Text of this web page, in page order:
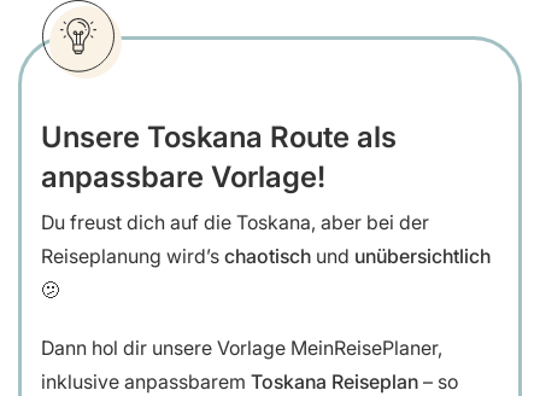
Unsere Toskana Route als
anpassbare Vorlage!
Du freust dich auf die Toskana, aber bei der
Reiseplanung wird’s chaotisch und unübersichtlich
🫤
Dann hol dir unsere Vorlage MeinReisePlaner,
inklusive anpassbarem Toskana Reiseplan – so